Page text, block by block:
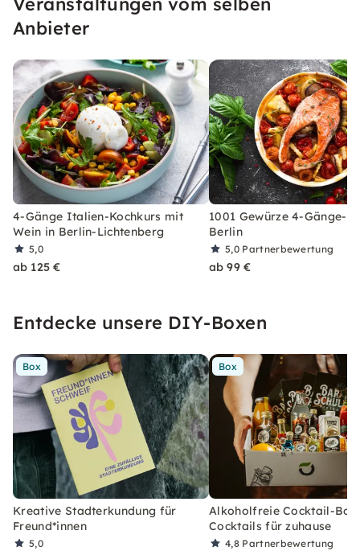
besondere Drinks.
Anbieter
4-Gänge Italien-Kochkurs mit
Wein in Berlin-Lichtenberg
5,0
ab 125 €
1001 Gewürze 4-Gänge-
Berlin
5,0 Partnerbewertung
ab 99 €
Entdecke unsere DIY-Boxen
Box
Kreative Stadterkundung für
Freund*innen
5,0
Box
Alkoholfreie Cocktail-Box
Cocktails für zuhause
4,8 Partnerbewertung